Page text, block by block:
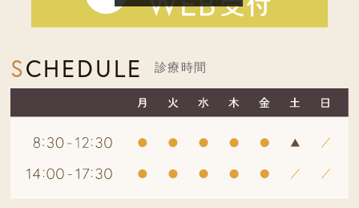
SCHEDULE 診療時間